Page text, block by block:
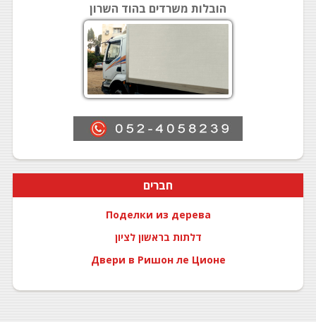
הובלות משרדים בהוד השרון
חברים
Поделки из дерева
דלתות בראשון לציון
Двери в Ришон ле Ционе